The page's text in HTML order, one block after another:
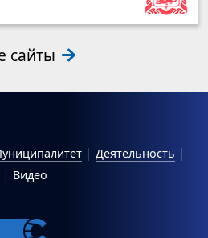
сайты
Деятельность
Видео